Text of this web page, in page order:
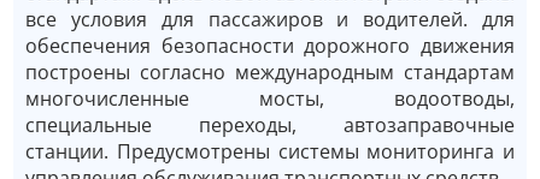
все условия для пассажиров и водителей. для
обеспечения безопасности дорожного движения
построены согласно международным стандартам
многочисленные мосты, водоотводы,
специальные переходы, автозаправочные
станции. Предусмотрены системы мониторинга и